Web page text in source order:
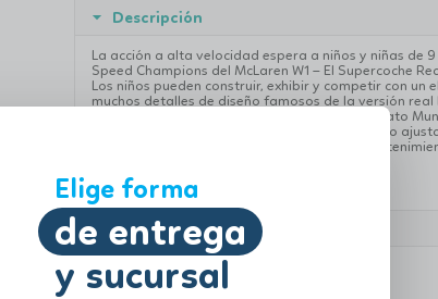
Elige forma
de entrega
y sucursal
Descripción
La acción a alta velocidad espera a niños y niñas de
Speed ​​Champions del McLaren W1 – El Supercoche
Los niños pueden construir, exhibir y competir con un
muchos detalles de diseño famosos de la versión
la primera victoria de McLaren en el Campeonato
Este modelo de McLaren tiene un alerón trasero
trasero, una cabina, una pantalla de
Información adicional